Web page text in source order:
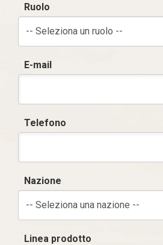
Ruolo
-- Seleziona un ruolo --
E-mail
Telefono
Nazione
-- Seleziona una nazione --
Linea prodotto